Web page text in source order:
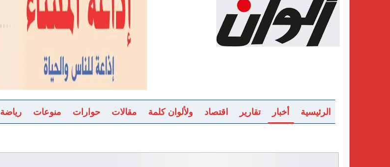
الرئيسية أخبار تقارير اقتصاد ولألوان كلمة مقالات حوارات منوعات رياضة